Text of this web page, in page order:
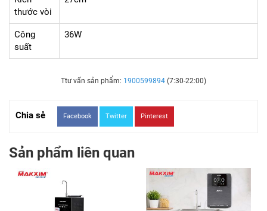
thước vòi
Công
suất
36W
Ttư vấn sản phẩm: 1900599894 (7:30-22:00)
Chia sẻ Facebook Twitter Pinterest
Sản phẩm liên quan